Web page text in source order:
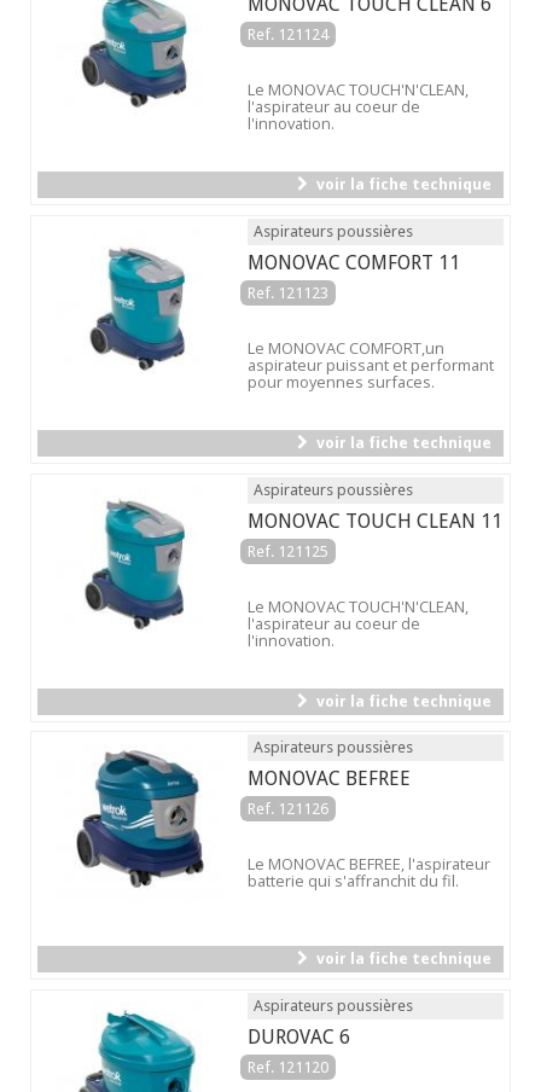
Ref. 121124
Le MONOVAC TOUCH'N'CLEAN,
l'aspirateur au coeur de
l'innovation.
voir la fiche technique
Aspirateurs poussières
MONOVAC COMFORT 11
Ref. 121123
Le MONOVAC COMFORT,un
aspirateur puissant et performant
pour moyennes surfaces.
voir la fiche technique
Aspirateurs poussières
MONOVAC TOUCH CLEAN 11
Ref. 121125
Le MONOVAC TOUCH'N'CLEAN,
l'aspirateur au coeur de
l'innovation.
voir la fiche technique
Aspirateurs poussières
MONOVAC BEFREE
Ref. 121126
Le MONOVAC BEFREE, l'aspirateur
batterie qui s'affranchit du fil.
voir la fiche technique
Aspirateurs poussières
DUROVAC 6
Ref. 121120